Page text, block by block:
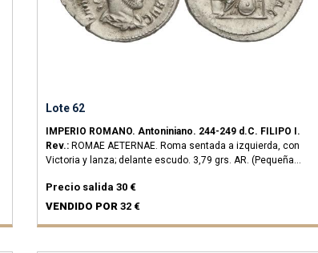
Lote 62
IMPERIO ROMANO. Antoniniano. 244-249 d.C. FILIPO I.
Rev.: ROMAE AETERNAE. Roma sentada a izquierda, con
Victoria y lanza; delante escudo. 3,79 grs. AR. (Pequeña
Precio salida 30 €
VENDIDO POR 32 €